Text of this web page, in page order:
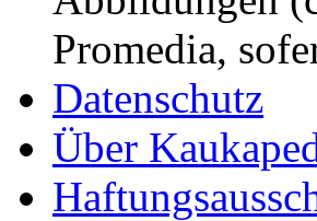
Promedia,
Datenschutz
Über